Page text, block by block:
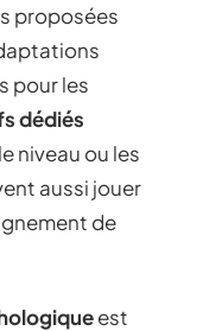
proposées
pour les
dédiés
niveau ou les
aussi jouer
de
est